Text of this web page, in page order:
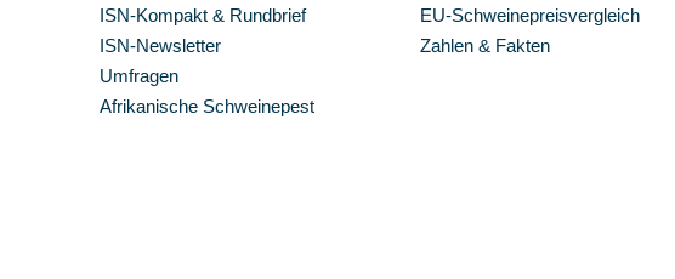
ISN-Kompakt & Rundbrief
ISN-Newsletter
Umfragen
Afrikanische Schweinepest
EU-Schweinepreisvergleich
Zahlen & Fakten